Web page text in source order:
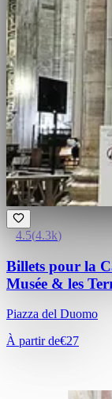
4.5(4.3k)
Billets pour la
Musée & les
Piazza del Duomo
À partir de€27